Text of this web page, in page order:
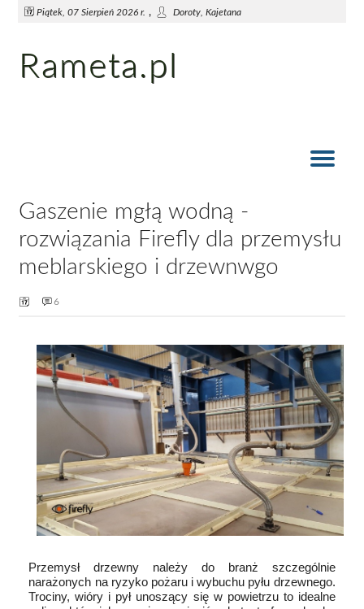
Piątek, 07 Sierpień 2026 r. , Doroty, Kajetana
Rameta.pl
Gaszenie mgłą wodną -
rozwiązania Firefly dla przemysłu
meblarskiego i drzewnwgo
6
Przemysł drzewny należy do branż szczególnie
narażonych na ryzyko pożaru i wybuchu pyłu drzewnego.
Trociny, wióry i pył unoszący się w powietrzu to idealne